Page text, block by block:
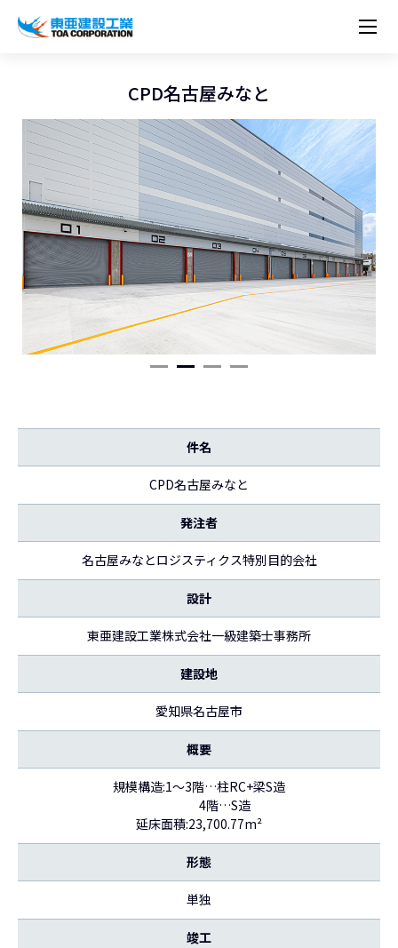
トップメッセージ
労働安全衛生・環境・品質方針
プレスリリース
組織図
ネットワーク
役員一覧
コーポレートメッセージ
沿革
東亜坊や
シンボルマーク「三羽の鶴」
関連書籍
東亜の歩み ～From 1908 to 2008～
中期経営計画資料
統合報告書
IRニュース
IRカレンダー
株価情報
シェアードリサーチレポート
IRライブラリー
株式・社債情報
IRイベント
IRサポート
施設・用途別
国内から探す
海外から探す
年代別
現場レポート
サステナビリティ
トップメッセージ
サステナビリティ経営
重要課題とKPI
DX戦略
統合報告書
ESGデータ
環境行動規範
環境マネジメント
カーボンニュートラルへの取組み
生物多様性
（自然関連の情報開示）
水資源
人権の尊重
人材育成
健康経営
労働安全衛生
品質向上
サプライチェーン・マネジメント
パートナーシップ構築宣言
マルチステークホルダー方針
コーポレートガバナンス
コンプライアンス
リスクマネジメント
情報セキュリティ
AI活用ポリシー
知的財産基本方針
社会貢献活動
ESGに関する外部評価
技術とサービス
ニーズから探す
施設・用途から探す
建築技術一覧
土木技術一覧
所有船舶一覧
技術研究開発センター
海の相談室
冷蔵倉庫の相談室
冷蔵倉庫をつくりたい
木質化計画 特別鼎談
お問い合わせ
採用情報
新卒・第二新卒採用情報
キャリア採用
障がい者採用
カムバック採用
Careers (English)
コーポレートメッセージ
CPD名古屋みなと
件名
CPD名古屋みなと
発注者
名古屋みなとロジスティクス特別目的会社
設計
東亜建設工業株式会社一級建築士事務所
建設地
愛知県名古屋市
概要
規模構造:1～3階…柱RC+梁S造
4階…S造
延床面積:23,700.77m²
形態
単独
竣工